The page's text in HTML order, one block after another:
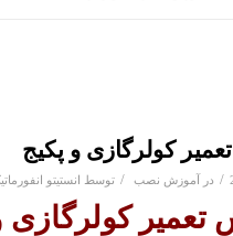
کولرگازی و پکیج
/ در آموزش نصب / توسط انستیتو
تعمیر کولرگازی